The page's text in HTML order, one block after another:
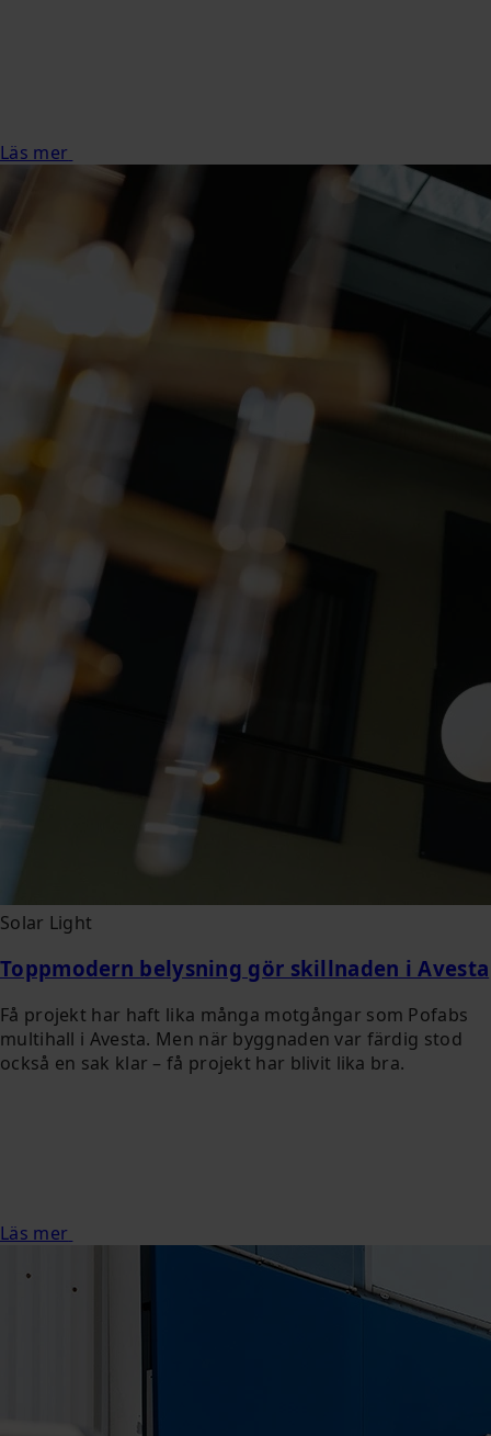
Läs mer
Solar Light
Toppmodern belysning gör skillnaden i Avesta
Få projekt har haft lika många motgångar som Pofabs
multihall i Avesta. Men när byggnaden var färdig stod
också en sak klar – få projekt har blivit lika bra.
Läs mer